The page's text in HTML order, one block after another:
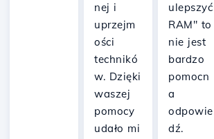
nej i
uprzejm
ości
technikó
w. Dzięki
waszej
pomocy
udało mi
ulepszyć
RAM" to
nie jest
bardzo
pomocn
a
odpowie
dź.